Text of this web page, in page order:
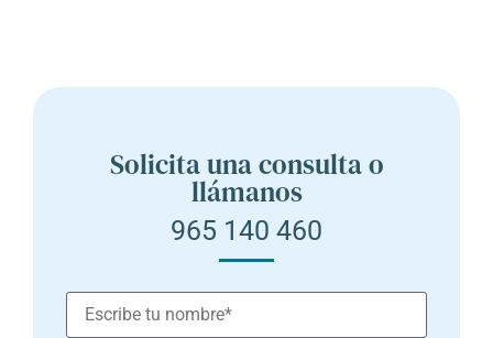
Solicita una consulta o
llámanos
965 140 460